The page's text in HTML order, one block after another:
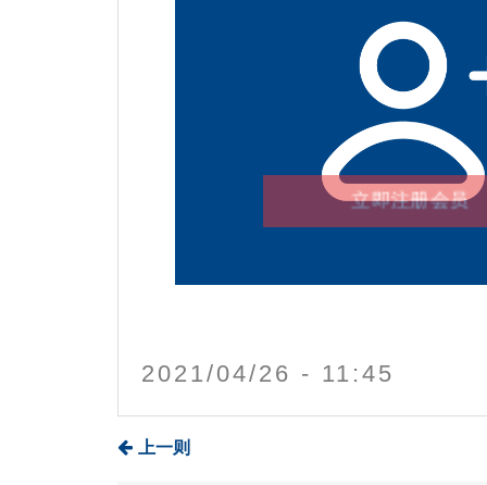
立即注册会员
2021/04/26 - 11:45
上一则